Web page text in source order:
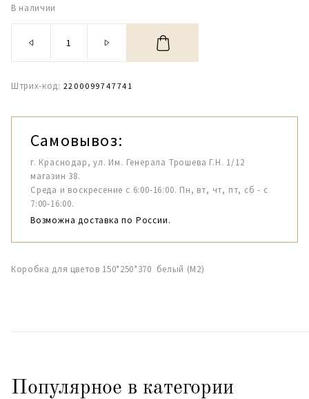
В наличии
Штрих-код: 2200099747741
Самовывоз:
г. Краснодар, ул. Им. Генерала Трошева Г.Н. 1/12
магазин 38.
Среда и воскресение с 6:00-16:00. Пн, вт, чт, пт, сб - с
7:00-16:00.
Возможна доставка по России.
Коробка для цветов 150*250*370 белый (М2)
Популярное в категории